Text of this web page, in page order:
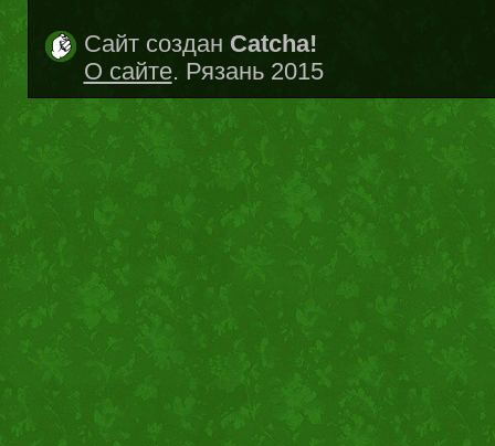
Сайт создан Catcha!
О сайте. Рязань 2015